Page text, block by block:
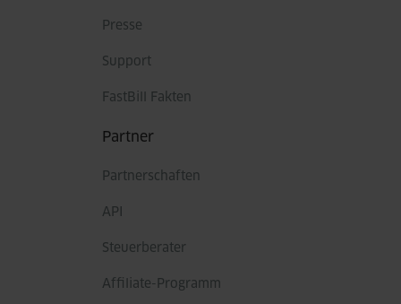
Presse
Support
FastBill Fakten
Partner
Partnerschaften
API
Steuerberater
Affiliate-Programm